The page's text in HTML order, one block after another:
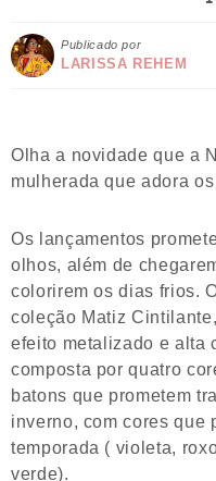
Publicado por
LARISSA REHEM
Olha a novidade que a
mulherada que adora
Os lançamentos
olhos, além de
colorirem os dias frios.
coleção Matiz
efeito metalizado e alta
composta por quatro
batons que prometem
inverno, com cores que
temporada ( violeta,
verde).